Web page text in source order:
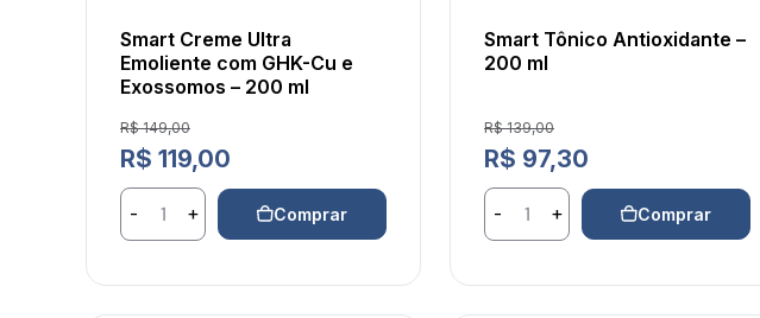
Smart Creme Ultra
Emoliente com GHK-Cu e
Exossomos – 200 ml
Preço de venda
R$ 149,00
Preço normal
R$ 119,00
- + Comprar
Smart Tônico Antioxidante –
200 ml
Preço de venda
R$ 139,00
Preço normal
R$ 97,30
- + Comprar